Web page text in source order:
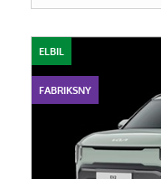
ELBIL
FABRIKSNY